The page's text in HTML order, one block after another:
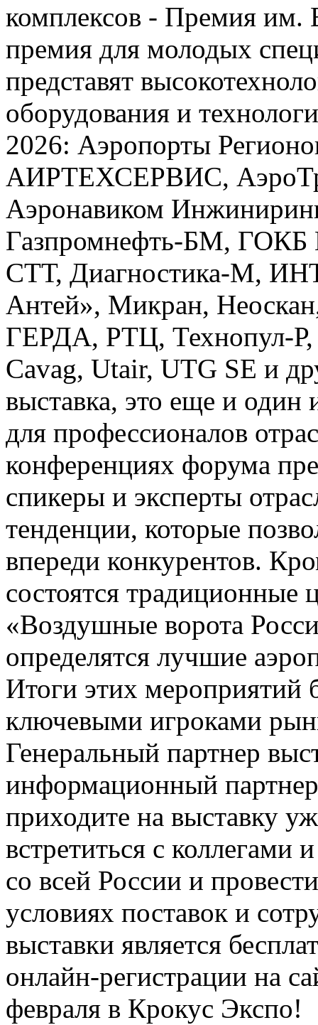
комплексов - Премия им.
премия для молодых
представят
оборудования и
2026: Аэропорты
АИРТЕХСЕРВИС,
Аэронавиком
Газпромнефть-БМ, ГОКБ
СТТ, Диагностика-М,
Антей», Микран,
ГЕРДА, РТЦ, Технопул-
Cavag, Utair, UTG SE и
выставка, это еще и
для профессионалов
конференциях форума
спикеры и эксперты
тенденции, которые
впереди конкурентов.
состоятся
«Воздушные ворота
определятся лучшие
Итоги этих мероприятий
ключевыми игроками
Генеральный партнер
информационный
приходите на выставку
встретиться с коллегами
со всей России и
условиях поставок и
выставки является
онлайн-регистрации на
февраля в Крокус Экспо!